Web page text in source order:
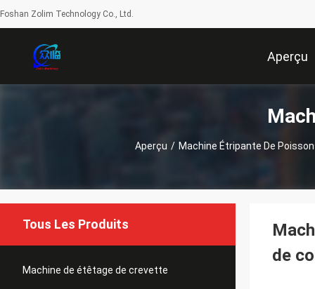
Foshan Zolim Technology Co., Ltd.
Aperçu
Aperçu / Machine Étripante De
Tous Les Produits
Machine de étêtage de crevette
de